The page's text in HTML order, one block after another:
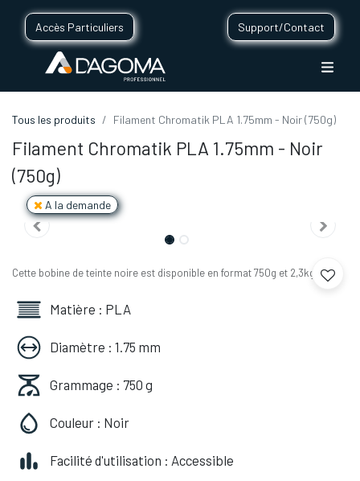
Accès Particuliers Support/Contact
Tous les produits Filament Chromatik PLA 1.75mm - Noir (750g)
Filament Chromatik PLA 1.75mm - Noir
(750g)
A la demande
Cette bobine de teinte noire est disponible en format 750g et 2,3kg.
Matière : PLA
Diamètre : 1.75 mm
Grammage : 750 g
Couleur : Noir
Facilité d'utilisation : Accessible